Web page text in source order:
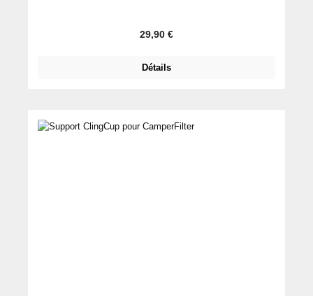
Prix régulier :
29,90 €
Détails